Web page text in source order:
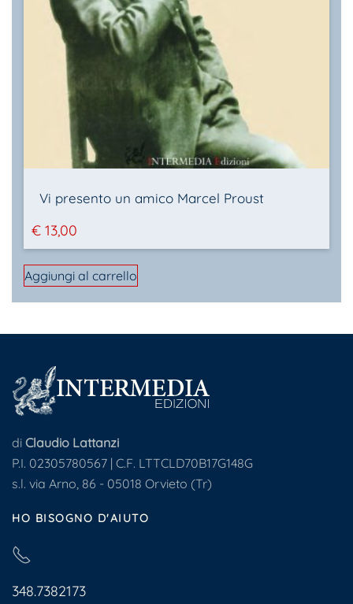
Vi presento un amico Marcel Proust
€ 13,00
Aggiungi al carrello
di Claudio Lattanzi
P.I. 02305780567 | C.F. LTTCLD70B17G148G
s.l. via Arno, 86 - 05018 Orvieto (Tr)
HO BISOGNO D'AIUTO
348.7382173